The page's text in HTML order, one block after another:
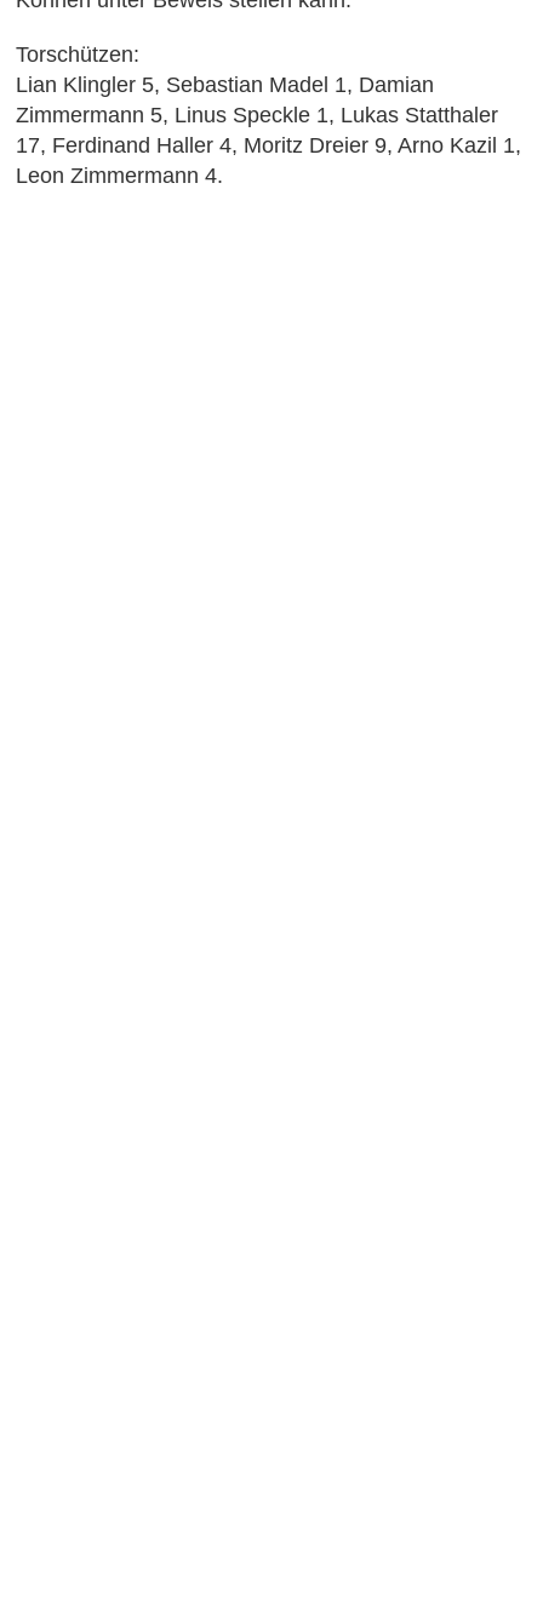
Torschützen:
Lian Klingler 5, Sebastian Madel 1, Damian
Zimmermann 5, Linus Speckle 1, Lukas Statthaler
17, Ferdinand Haller 4, Moritz Dreier 9, Arno Kazil 1,
Leon Zimmermann 4.